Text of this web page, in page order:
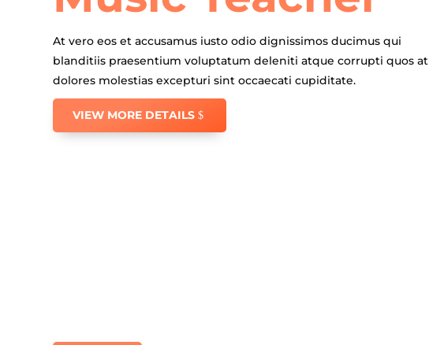
At vero eos et accusamus iusto odio dignissimos ducimus qui
blanditiis praesentium voluptatum deleniti atque corrupti quos at
dolores molestias excepturi sint occaecati cupiditate.
VIEW MORE DETAILS